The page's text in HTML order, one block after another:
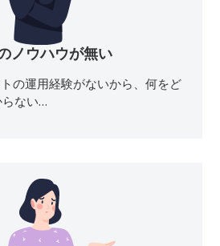
ノウハウが無い
の運用経験がないから、何をど
らない…